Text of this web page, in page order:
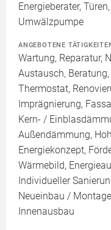
Energieberater,
Umwälzpumpe
ANGEBOTENE
Wartung, Reparatur,
Austausch,
Thermostat,
Imprägnierung,
Kern- /
Außendämmung,
Energiekonzept,
Wärmebild,
Individueller
Neueinbau /
Innenausbau